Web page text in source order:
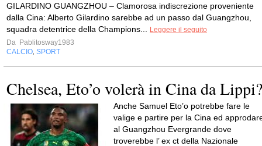
GILARDINO GUANGZHOU – Clamorosa indiscrezione proveniente
dalla Cina: Alberto Gilardino sarebbe ad un passo dal Guangzhou,
squadra detentrice della Champions...
Leggere il seguito
Da Pablitosway1983
CALCIO SPORT
Chelsea, Eto’o volerà in Cina da Lippi?
Anche Samuel Eto’o potrebbe fare le
valige e partire per la Cina ed
al Guangzhou Evergrande dove
troverebbe l’ ex ct della Nazionale